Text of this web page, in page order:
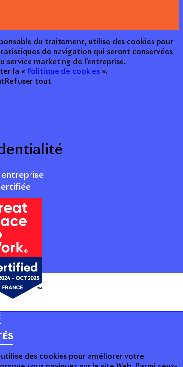
entreprise
du traitement, utilise des cookies pour
de navigation qui seront conservées
service marketing de l’entreprise.
la « Politique de cookies ».
Refuser tout
utilise des cookies pour améliorer votre